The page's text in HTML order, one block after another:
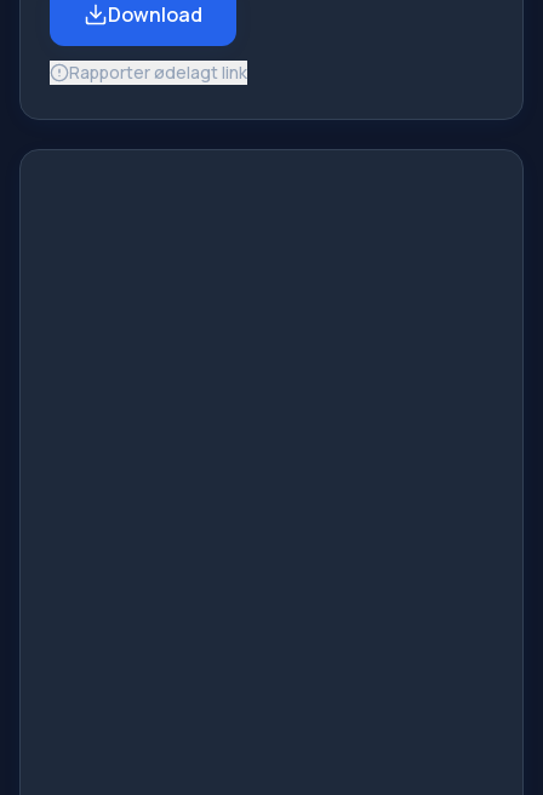
Download
Rapporter ødelagt link